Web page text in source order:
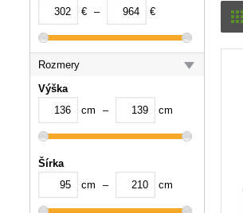
€ – €
Rozmery
Výška
cm
– cm
Šírka
cm
– cm
-
-